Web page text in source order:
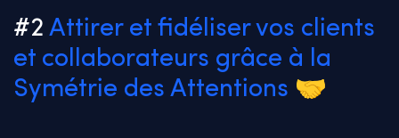
#2 Attirer et fidéliser vos clients
et collaborateurs grâce à la
Symétrie des Attentions 🤝